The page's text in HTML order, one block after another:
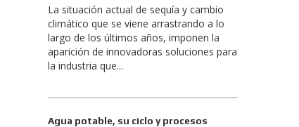
La situación actual de sequía y cambio
climático que se viene arrastrando a lo
largo de los últimos años, imponen la
aparición de innovadoras soluciones para
la industria que...
Agua potable, su ciclo y procesos